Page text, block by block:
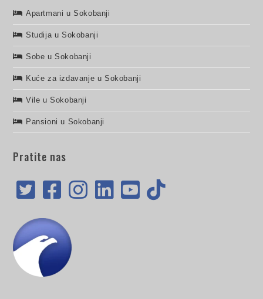
Apartmani u Sokobanji
Studija u Sokobanji
Sobe u Sokobanji
Kuće za izdavanje u Sokobanji
Vile u Sokobanji
Pansioni u Sokobanji
Pratite nas